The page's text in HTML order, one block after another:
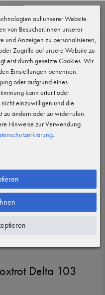
berühren
Delta 103
auf unserer Website
von Besucher:innen unserer
und Anzeigen zu personalisieren,
Zugriffe auf unsere Website zu
erst durch gesetzte Cookies. Wir
Einstellungen benennen.
oder aufgrund eines
kann erteilt oder
nicht einzuwilligen und die
zu ändern oder zu widerrufen.
Hinweise zur Verwendung
.